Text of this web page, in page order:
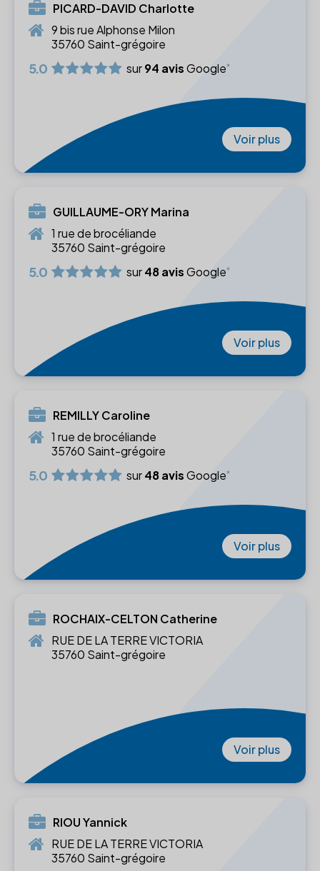
PICARD-DAVID Charlotte
9 bis rue Alphonse Milon
35760 Saint-grégoire
5.0 sur94 avisGoogle
Voir plus
GUILLAUME-ORY Marina
1 rue de brocéliande
35760 Saint-grégoire
5.0 sur48 avisGoogle
Voir plus
REMILLY Caroline
1 rue de brocéliande
35760 Saint-grégoire
5.0 sur48 avisGoogle
Voir plus
ROCHAIX-CELTON Catherine
RUE DE LA TERRE VICTORIA
35760 Saint-grégoire
Voir plus
RIOU Yannick
RUE DE LA TERRE VICTORIA
35760 Saint-grégoire